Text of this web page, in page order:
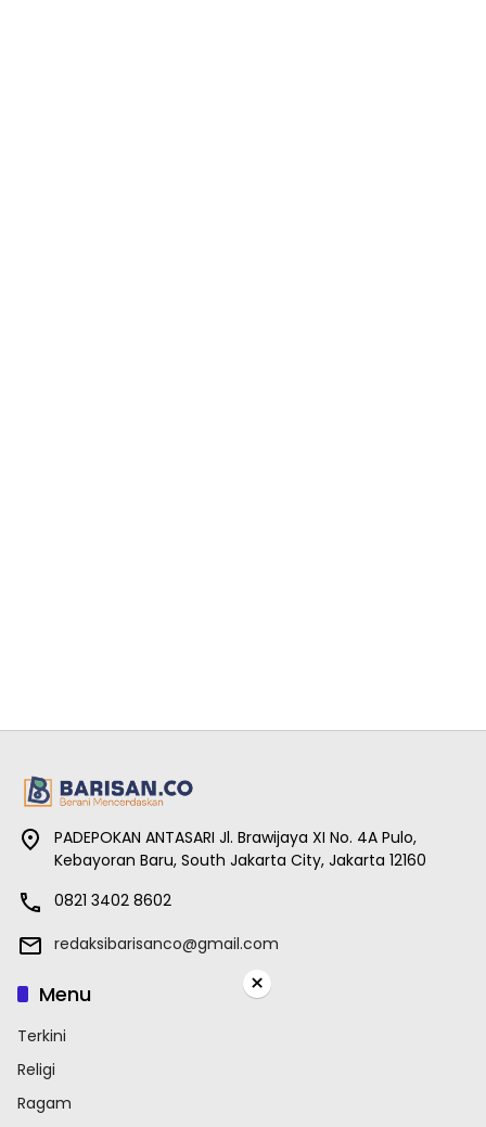
PADEPOKAN ANTASARI Jl. Brawijaya XI No. 4A Pulo,
Kebayoran Baru, South Jakarta City, Jakarta 12160
0821 3402 8602
redaksibarisanco@gmail.com
Menu
Terkini
Religi
Ragam
×